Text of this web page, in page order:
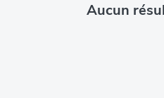
Aucun